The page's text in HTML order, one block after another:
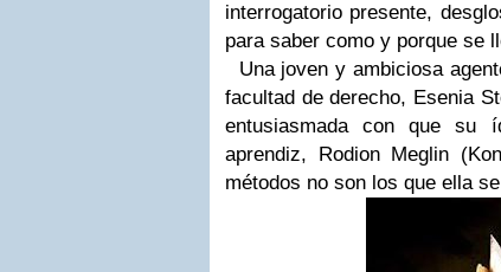
interrogatorio presente,
para saber como y porque se
Una joven y ambiciosa
facultad de derecho, Esenia
entusiasmada con que su
aprendiz, Rodion Meglin
métodos no son los que ella